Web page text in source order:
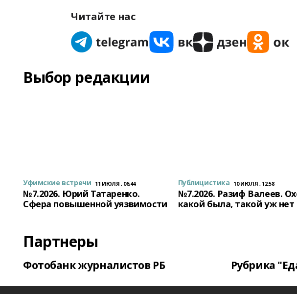
Читайте нас
Выбор редакции
Уфимские встречи 11 ИЮЛЯ , 06:44
№7.2026. Юрий Татаренко.
Сфера повышенной уязвимости
Публицистика 10 ИЮЛЯ , 12:58
№7.2026. Разиф Валеев.
какой была, такой уж нет
Партнеры
Фотобанк журналистов РБ Рубрика